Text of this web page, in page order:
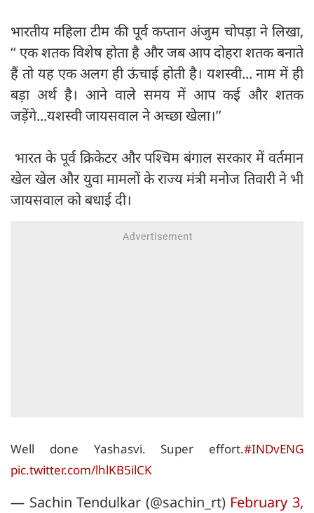
भारतीय महिला टीम की पूर्व कप्तान अंजुम चोपड़ा ने लिखा,
‘‘ एक शतक विशेष होता है और जब आप दोहरा शतक बनाते
हैं तो यह एक अलग ही ऊंचाई होती है। यशस्वी... नाम में ही
बड़ा अर्थ है। आने वाले समय में आप कई और शतक
जड़ेंगे...यशस्वी जायसवाल ने अच्छा खेला।’’
भारत के पूर्व क्रिकेटर और पश्चिम बंगाल सरकार में वर्तमान
खेल खेल और युवा मामलों के राज्य मंत्री मनोज तिवारी ने भी
जायसवाल को बधाई दी।
Well done Yashasvi. Super effort.#INDvENG
pic.twitter.com/lhlKB5ilCK
— Sachin Tendulkar (@sachin_rt) February 3,